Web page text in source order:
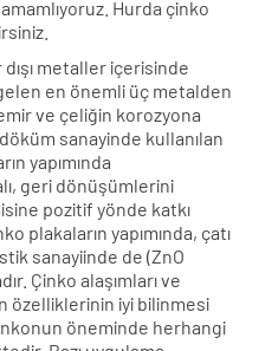
Hurda çinko
dışı metaller içerisinde
en önemli üç metalden
ve çeliğin korozyona
sanayinde kullanılan
yapımında
geri dönüşümlerini
pozitif yönde katkı
plakaların yapımında, çatı
sanayiinde de (ZnO
Çinko alaşımları ve
özelliklerinin iyi bilinmesi
öneminde herhangi